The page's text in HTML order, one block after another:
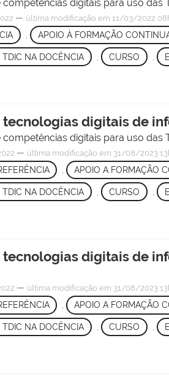
digitais para uso
— última modificação em 11/03/2022
APOIO À FORMAÇÃO
TDIC NA DOCÊNCIA CURSO
digitais de
digitais para uso
— última modificação em 31/08/2023
, APOIO A FORMAÇÃO
TDIC NA DOCÊNCIA CURSO
digitais de
— última modificação em 31/08/2023
, APOIO A FORMAÇÃO
TDIC NA DOCÊNCIA CURSO